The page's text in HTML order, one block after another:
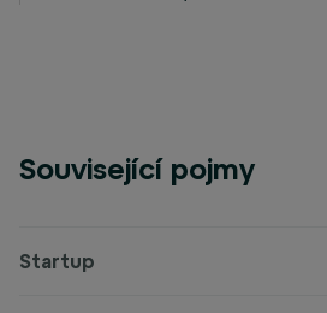
Související pojmy
Startup